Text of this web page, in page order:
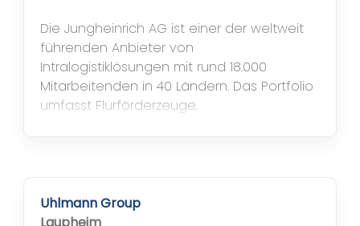
Die Jungheinrich AG ist einer der weltweit
führenden Anbieter von
Intralogistiklösungen mit rund 18.000
Mitarbeitenden in 40 Ländern. Das Portfolio
umfasst Flurförderzeuge,
von Jungheinrich war es, den
Angebotsprozess einfacher,...
Uhlmann Group
Laupheim